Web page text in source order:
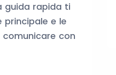
guida rapida ti
principale e le
con